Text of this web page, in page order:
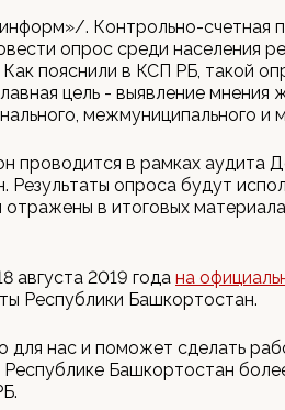
. Контрольно-счетная
опрос среди населения
пояснили в КСП РБ, такой
цель - выявление мнения
межмуниципального и
проводится в рамках аудита
опроса будут
в итоговых
августа 2019 года на
Республики Башкортостан.
для нас и поможет сделать
Башкортостан